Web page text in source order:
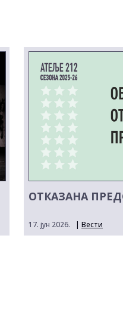
ОТКАЗАНА
17. јун 2026. | Вести